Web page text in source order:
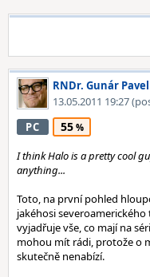
RNDr. Gunár Pavel
13.05.2011 19:27
PC 55
I think Halo is a pretty cool
anything...
Toto, na první pohled
jakéhosi
vyjadřuje vše, co mají na
mohou mít rádi, protože o
skutečně nenabízí.